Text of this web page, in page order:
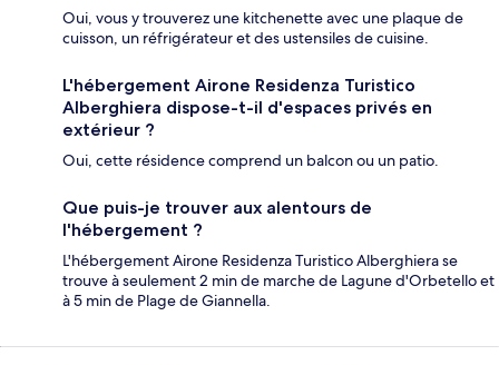
Oui, vous y trouverez une kitchenette avec une plaque de
cuisson, un réfrigérateur et des ustensiles de cuisine.
L'hébergement Airone Residenza Turistico
Alberghiera dispose-t-il d'espaces privés en
extérieur ?
Oui, cette résidence comprend un balcon ou un patio.
Que puis-je trouver aux alentours de
l'hébergement ?
L'hébergement Airone Residenza Turistico Alberghiera se
trouve à seulement 2 min de marche de Lagune d'Orbetello et
à 5 min de Plage de Giannella.